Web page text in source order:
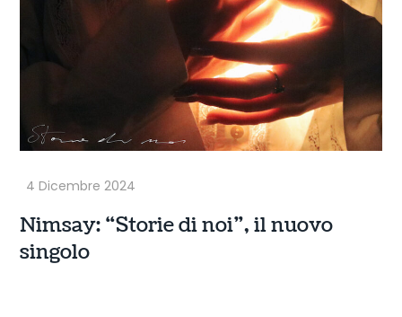
Nimsay: “Storie di noi”, il nuovo
singolo